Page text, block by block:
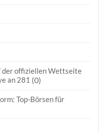
der offiziellen Wettseite
an 281 (0)
Top-Börsen für